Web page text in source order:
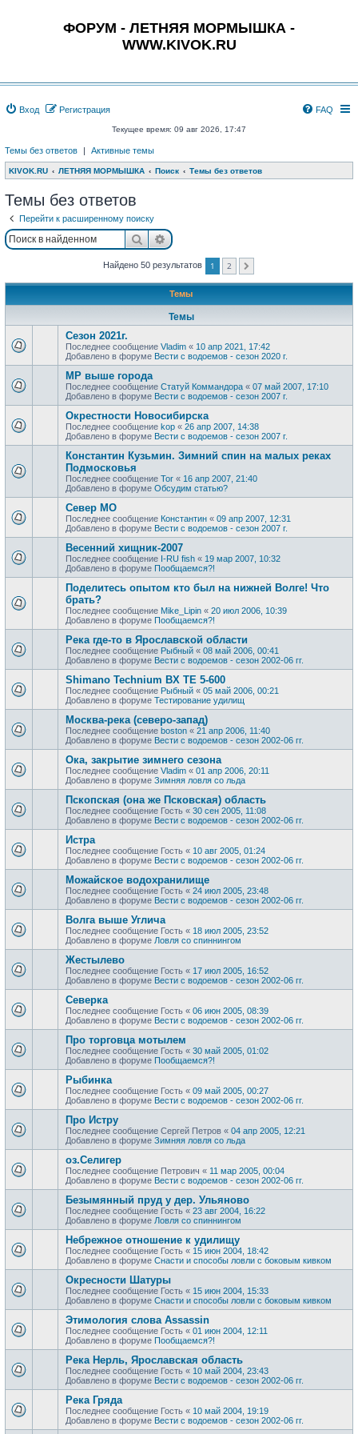
ФОРУМ - ЛЕТНЯЯ МОРМЫШКА -
WWW.KIVOK.RU
Вход Регистрация FAQ
Текущее время: 09 авг 2026, 17:47
Темы без ответов | Активные темы
KIVOK.RU ЛЕТНЯЯ МОРМЫШКА Поиск Темы без ответов
Темы без ответов
Перейти к расширенному поиску
ПоискРасширенный поиск
Найдено 50 результатов 1 2
Темы
Темы
Сезон 2021г.
Последнее сообщение Vladim « 10 апр 2021, 17:42
Добавлено в форуме Вести с водоемов - сезон 2020 г.
МР выше города
Последнее сообщение Статуй Коммандора « 07 май 2007, 17:10
Добавлено в форуме Вести с водоемов - сезон 2007 г.
Окрестности Новосибирска
Последнее сообщение kop « 26 апр 2007, 14:38
Добавлено в форуме Вести с водоемов - сезон 2007 г.
Константин Кузьмин. Зимний спин на малых реках
Подмосковья
Последнее сообщение Tor « 16 апр 2007, 21:40
Добавлено в форуме Обсудим статью?
Север МО
Последнее сообщение Константин « 09 апр 2007, 12:31
Добавлено в форуме Вести с водоемов - сезон 2007 г.
Весенний хищник-2007
Последнее сообщение I-RU fish « 19 мар 2007, 10:32
Добавлено в форуме Пообщаемся?!
Поделитесь опытом кто был на нижней Волге! Что
брать?
Последнее сообщение Mike_Lipin « 20 июл 2006, 10:39
Добавлено в форуме Пообщаемся?!
Река где-то в Ярославской области
Последнее сообщение Рыбный « 08 май 2006, 00:41
Добавлено в форуме Вести с водоемов - сезон 2002-06 гг.
Shimano Technium BX TE 5-600
Последнее сообщение Рыбный « 05 май 2006, 00:21
Добавлено в форуме Тестирование удилищ
Москва-река (северо-запад)
Последнее сообщение boston « 21 апр 2006, 11:40
Добавлено в форуме Вести с водоемов - сезон 2002-06 гг.
Ока, закрытие зимнего сезона
Последнее сообщение Vladim « 01 апр 2006, 20:11
Добавлено в форуме Зимняя ловля со льда
Пскопская (она же Псковская) область
Последнее сообщение Гость « 30 сен 2005, 11:08
Добавлено в форуме Вести с водоемов - сезон 2002-06 гг.
Истра
Последнее сообщение Гость « 10 авг 2005, 01:24
Добавлено в форуме Вести с водоемов - сезон 2002-06 гг.
Можайское водохранилище
Последнее сообщение Гость « 24 июл 2005, 23:48
Добавлено в форуме Вести с водоемов - сезон 2002-06 гг.
Волга выше Углича
Последнее сообщение Гость « 18 июл 2005, 23:52
Добавлено в форуме Ловля со спиннингом
Жестылево
Последнее сообщение Гость « 17 июл 2005, 16:52
Добавлено в форуме Вести с водоемов - сезон 2002-06 гг.
Cеверка
Последнее сообщение Гость « 06 июн 2005, 08:39
Добавлено в форуме Вести с водоемов - сезон 2002-06 гг.
Про торговца мотылем
Последнее сообщение Гость « 30 май 2005, 01:02
Добавлено в форуме Пообщаемся?!
Рыбинка
Последнее сообщение Гость « 09 май 2005, 00:27
Добавлено в форуме Вести с водоемов - сезон 2002-06 гг.
Про Истру
Последнее сообщение Сергей Петров « 04 апр 2005, 12:21
Добавлено в форуме Зимняя ловля со льда
оз.Селигер
Последнее сообщение Петрович « 11 мар 2005, 00:04
Добавлено в форуме Вести с водоемов - сезон 2002-06 гг.
Безымянный пруд у дер. Ульяново
Последнее сообщение Гость « 23 авг 2004, 16:22
Добавлено в форуме Ловля со спиннингом
Небрежное отношение к удилищу
Последнее сообщение Гость « 15 июн 2004, 18:42
Добавлено в форуме Снасти и способы ловли с боковым кивком
Окресности Шатуры
Последнее сообщение Гость « 15 июн 2004, 15:33
Добавлено в форуме Снасти и способы ловли с боковым кивком
Этимология слова Assassin
Последнее сообщение Гость « 01 июн 2004, 12:11
Добавлено в форуме Пообщаемся?!
Река Нерль, Ярославская область
Последнее сообщение Гость « 10 май 2004, 23:43
Добавлено в форуме Вести с водоемов - сезон 2002-06 гг.
Река Гряда
Последнее сообщение Гость « 10 май 2004, 19:19
Добавлено в форуме Вести с водоемов - сезон 2002-06 гг.